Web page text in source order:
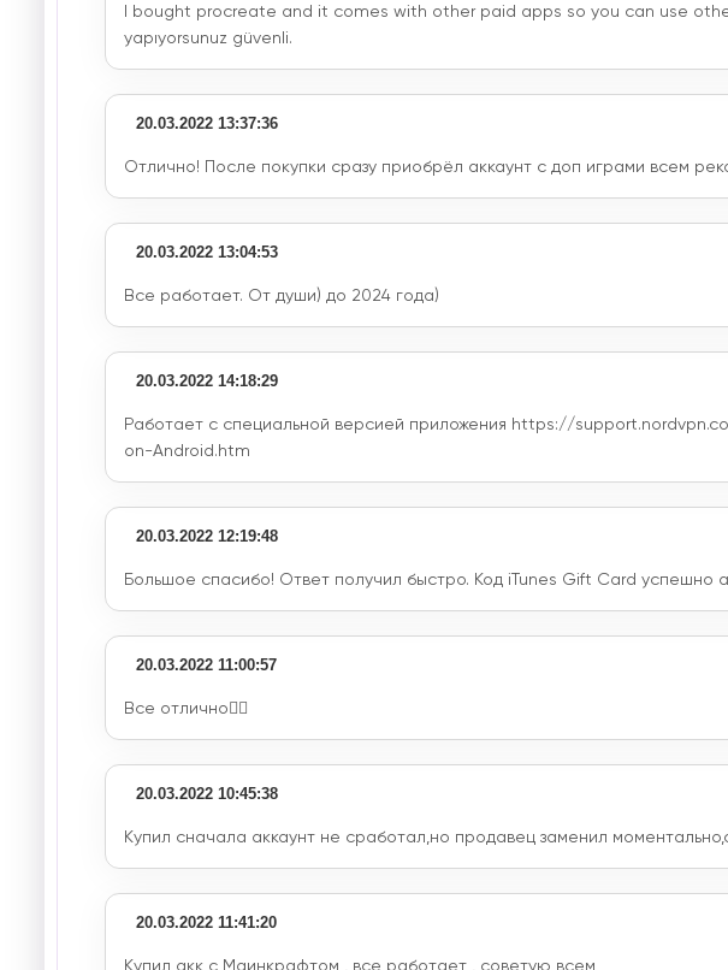
I bought procreate and it comes with other paid apps so you can use
yapıyorsunuz güvenli.
20.03.2022 13:37:36
Отлично! После покупки сразу приобрёл аккаунт с доп играми всем
20.03.2022 13:04:53
Все работает. От души) до 2024 года)
20.03.2022 14:18:29
Работает с специальной версией приложения https://
on-Android.htm
20.03.2022 12:19:48
Большое спасибо! Ответ получил быстро. Код iTunes Gift Card успешно
20.03.2022 11:00:57
Все отлично✌🏼
20.03.2022 10:45:38
Купил сначала аккаунт не сработал,но продавец заменил
20.03.2022 11:41:20
Купил акк с Маинкрафтом , все работает , советую всем